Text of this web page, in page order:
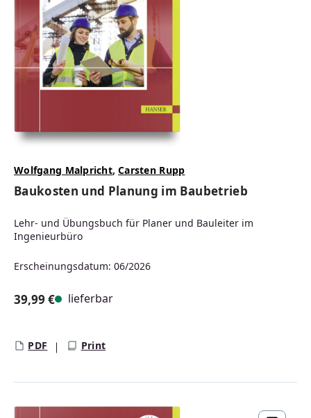
Wolfgang Malpricht,Carsten Rupp
Baukosten und Planung im Baubetrieb
Lehr- und Übungsbuch für Planer und Bauleiter im
Ingenieurbüro
Erscheinungsdatum: 06/2026
39,99 € lieferbar
PDF Print